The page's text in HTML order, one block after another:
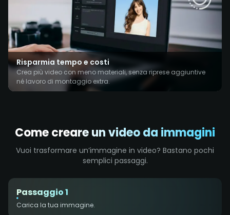
Risparmia tempo e costi
Crea più video con meno materiali, senza riprese aggiuntive
né lavoro di montaggio extra.
Come creare un video da immagini
Vuoi trasformare un’immagine in video? Bastano pochi
semplici passaggi.
Passaggio 1
Carica la tua immagine.